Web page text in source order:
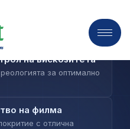
на вискозитета
за оптимално
на филма
с отлична